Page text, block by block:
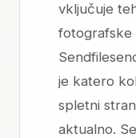
vključuje
fotografske
je katero
spletni
aktualno.